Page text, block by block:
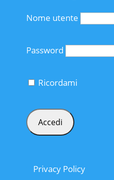
Nome utente
Password
Ricordami
Privacy Policy